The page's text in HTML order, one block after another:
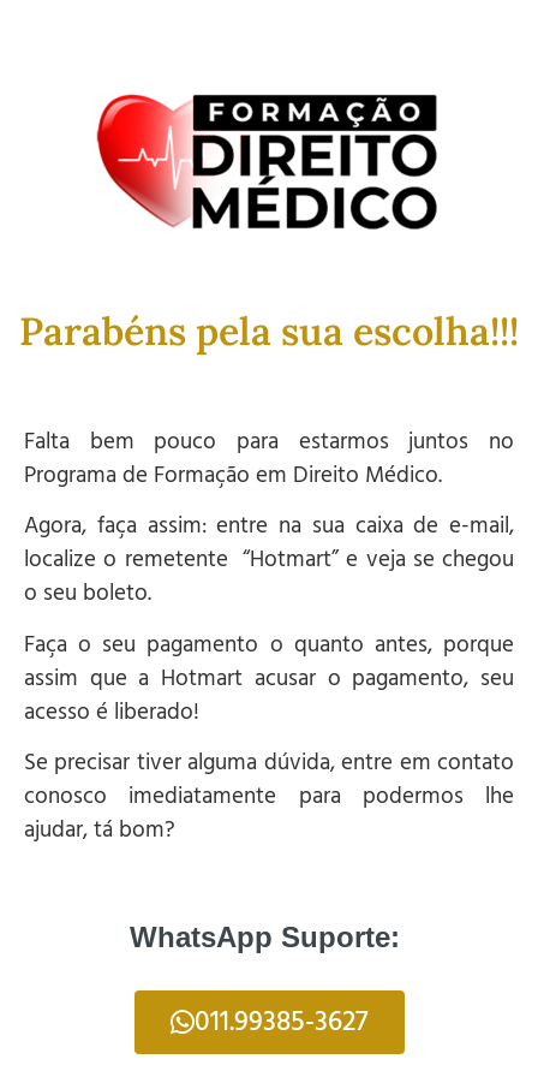
Parabéns pela sua escolha!!!
Falta bem pouco para estarmos juntos no
Programa de Formação em Direito Médico.
Agora, faça assim: entre na sua caixa de e-mail,
localize o remetente “Hotmart” e veja se chegou
o seu boleto.
Faça o seu pagamento o quanto antes, porque
assim que a Hotmart acusar o pagamento, seu
acesso é liberado!
Se precisar tiver alguma dúvida, entre em contato
conosco imediatamente para podermos lhe
ajudar, tá bom?
WhatsApp Suporte:
011.99385-3627